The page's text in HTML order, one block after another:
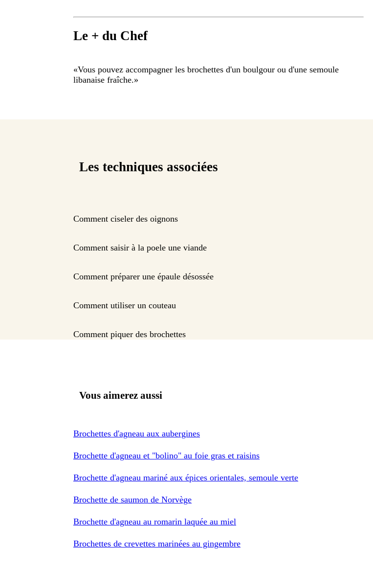
Le + du Chef
«Vous pouvez accompagner les brochettes d'un boulgour ou d'une semoule
libanaise fraîche.»
Les techniques associées
Comment ciseler des oignons
Comment saisir à la poele une viande
Comment préparer une épaule désossée
Comment utiliser un couteau
Comment piquer des brochettes
Vous aimerez aussi
Brochettes d'agneau aux aubergines
Brochette d'agneau et "bolino" au foie gras et raisins
Brochette d'agneau mariné aux épices orientales, semoule verte
Brochette de saumon de Norvège
Brochette d'agneau au romarin laquée au miel
Brochettes de crevettes marinées au gingembre